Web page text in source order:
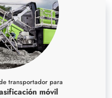
transportador para
móvil